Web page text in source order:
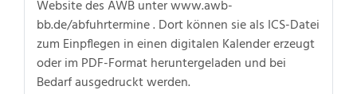
Website des AWB unter www.awb-
bb.de/abfuhrtermine . Dort können sie als ICS-Datei
zum Einpflegen in einen digitalen Kalender erzeugt
oder im PDF-Format heruntergeladen und bei
Bedarf ausgedruckt werden.